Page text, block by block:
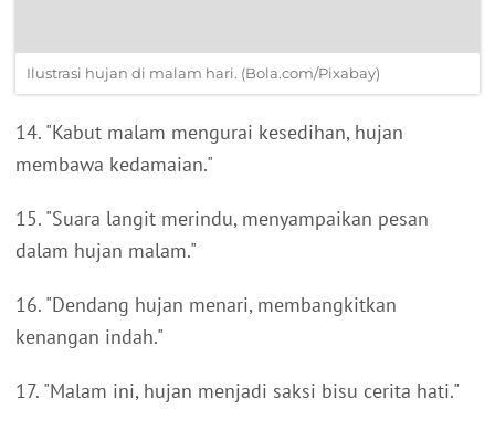
Ilustrasi hujan di malam hari. (Bola.com/Pixabay)
14. "Kabut malam mengurai kesedihan, hujan
membawa kedamaian."
15. "Suara langit merindu, menyampaikan pesan
dalam hujan malam."
16. "Dendang hujan menari, membangkitkan
kenangan indah."
17. "Malam ini, hujan menjadi saksi bisu cerita hati."